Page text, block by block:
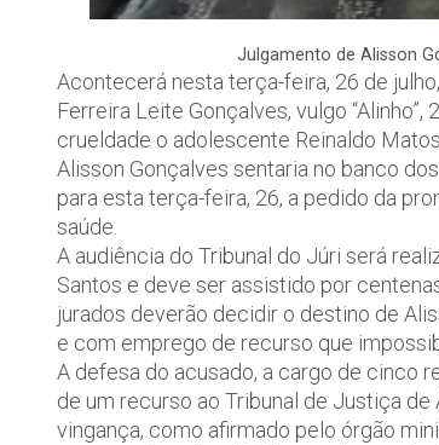
Julgamento de Alisson
Acontecerá nesta terça-feira, 26 de
Ferreira Leite Gonçalves, vulgo
crueldade o adolescente Reinaldo
Alisson Gonçalves sentaria no banco
para esta terça-feira, 26, a pedido da
saúde.
A audiência do Tribunal do Júri será
Santos e deve ser assistido por
jurados deverão decidir o destino de
e com emprego de recurso que
A defesa do acusado, a cargo de cinco
de um recurso ao Tribunal de Justiça de
vingança, como afirmado pelo órgão